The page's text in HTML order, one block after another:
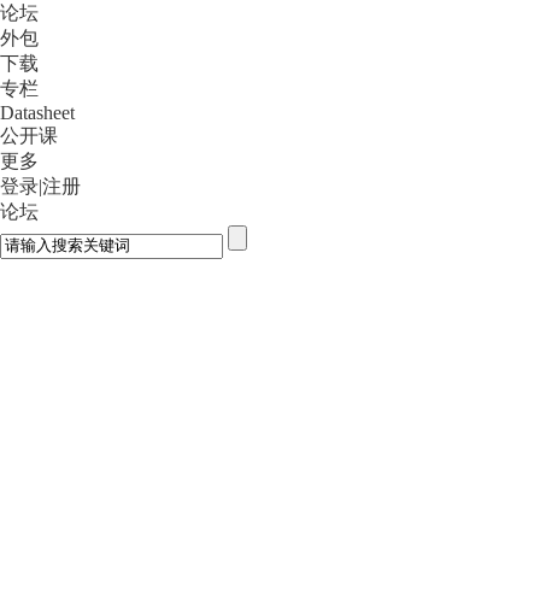
论坛
外包
下载
专栏
Datasheet
公开课
更多
登录|注册
论坛